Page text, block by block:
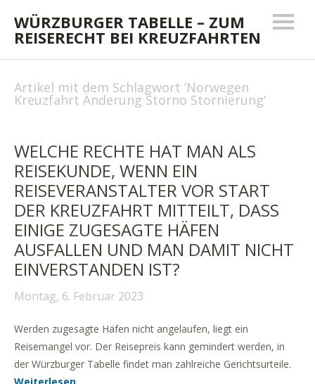
WÜRZBURGER TABELLE – ZUM
REISERECHT BEI KREUZFAHRTEN
Artikel mit dem Schlagwort ‘Norwegen
Kreuzfahrt Änderung Storno Stornierung’
WELCHE RECHTE HAT MAN ALS
REISEKUNDE, WENN EIN
REISEVERANSTALTER VOR START
DER KREUZFAHRT MITTEILT, DASS
EINIGE ZUGESAGTE HÄFEN
AUSFALLEN UND MAN DAMIT NICHT
EINVERSTANDEN IST?
Montag, 6. Februar 2023
Werden zugesagte Häfen nicht angelaufen, liegt ein
Reisemangel vor. Der Reisepreis kann gemindert werden, in
der Würzburger Tabelle findet man zahlreiche Gerichtsurteile.